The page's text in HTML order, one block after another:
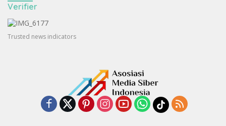
Verifier
Trusted news indicators